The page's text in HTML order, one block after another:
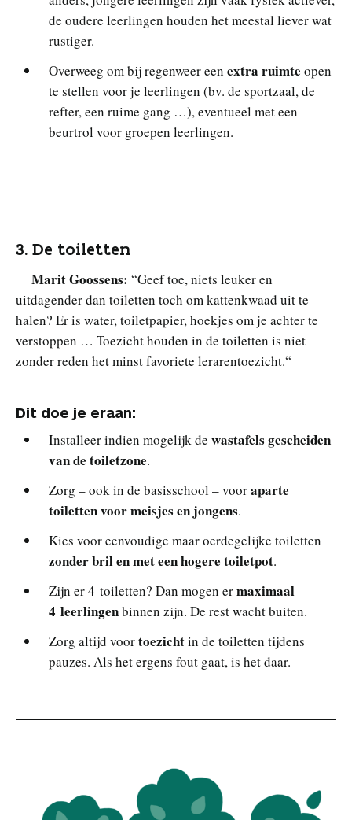
de oudere leerlingen houden het meestal liever wat
rustiger.
Overweeg om bij regenweer een extra ruimte open
te stellen voor je leerlingen (bv. de sportzaal, de
refter, een ruime gang …), eventueel met een
beurtrol voor groepen leerlingen.
3. De toiletten
Marit Goossens: “Geef toe, niets leuker en
uitdagender dan toiletten toch om kattenkwaad uit te
halen? Er is water, toiletpapier, hoekjes om je achter te
verstoppen … Toezicht houden in de toiletten is niet
zonder reden het minst favoriete lerarentoezicht.“
Dit doe je eraan:
Installeer indien mogelijk de wastafels gescheiden
van de toiletzone.
Zorg – ook in de basisschool – vooraparte
toiletten voor meisjes en jongens.
Kies voor eenvoudige maar oerdegelijke toiletten
zonder bril en met een hogere toiletpot.
Zijn er 4 toiletten? Dan mogen ermaximaal
4 leerlingenbinnen zijn. De rest wacht buiten.
Zorg altijd voortoezichtin de toiletten tijdens
pauzes. Als het ergens fout gaat, is het daar.